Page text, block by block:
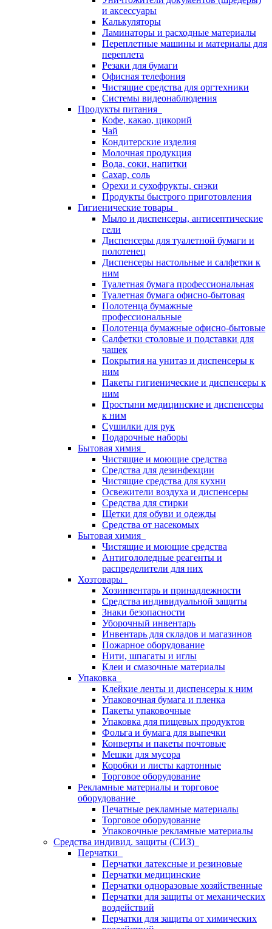
и аксессуары
Калькуляторы
Ламинаторы и расходные материалы
Переплетные машины и материалы для
переплета
Резаки для бумаги
Офисная телефония
Чистящие средства для оргтехники
Системы видеонаблюдения
Продукты питания
Кофе, какао, цикорий
Чай
Кондитерские изделия
Молочная продукция
Вода, соки, напитки
Сахар, соль
Орехи и сухофрукты, снэки
Продукты быстрого приготовления
Гигиенические товары
Мыло и диспенсеры, антисептические
гели
Диспенсеры для туалетной бумаги и
полотенец
Диспенсеры настольные и салфетки к
ним
Туалетная бумага профессиональная
Туалетная бумага офисно-бытовая
Полотенца бумажные
профессиональные
Полотенца бумажные офисно-бытовые
Салфетки столовые и подставки для
чашек
Покрытия на унитаз и диспенсеры к
ним
Пакеты гигиенические и диспенсеры к
ним
Простыни медицинские и диспенсеры
к ним
Сушилки для рук
Подарочные наборы
Бытовая химия
Чистящие и моющие средства
Средства для дезинфекции
Чистящие средства для кухни
Освежители воздуха и диспенсеры
Средства для стирки
Щетки для обуви и одежды
Средства от насекомых
Бытовая химия
Чистящие и моющие средства
Антигололедные реагенты и
распределители для них
Хозтовары
Хозинвентарь и принадлежности
Средства индивидуальной защиты
Знаки безопасности
Уборочный инвентарь
Инвентарь для складов и магазинов
Пожарное оборудование
Нити, шпагаты и иглы
Клеи и смазочные материалы
Упаковка
Клейкие ленты и диспенсеры к ним
Упаковочная бумага и пленка
Пакеты упаковочные
Упаковка для пищевых продуктов
Фольга и бумага для выпечки
Конверты и пакеты почтовые
Мешки для мусора
Коробки и листы картонные
Торговое оборудование
Рекламные материалы и торговое
оборудование
Печатные рекламные материалы
Торговое оборудование
Упаковочные рекламные материалы
Средства индивид. защиты (СИЗ)
Перчатки
Перчатки латексные и резиновые
Перчатки медицинские
Перчатки одноразовые хозяйственные
Перчатки для защиты от механических
воздействий
Перчатки для защиты от химических